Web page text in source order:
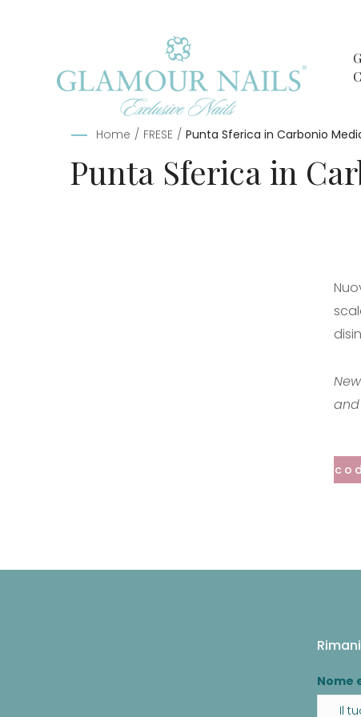
Home / FRESE / Punta Sferica in Carbonio
Punta Sferica in
Nome